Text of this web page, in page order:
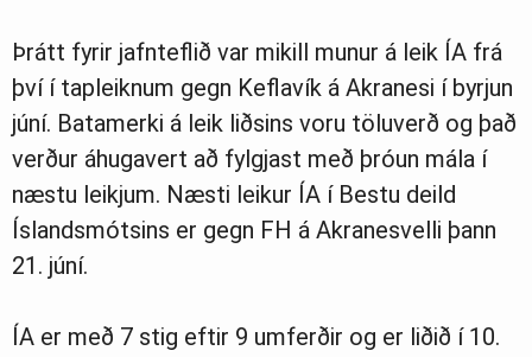
Þrátt fyrir jafnteflið var mikill munur á leik ÍA frá
því í tapleiknum gegn Keflavík á Akranesi í byrjun
júní. Batamerki á leik liðsins voru töluverð og það
verður áhugavert að fylgjast með þróun mála í
næstu leikjum. Næsti leikur ÍA í Bestu deild
Íslandsmótsins er gegn FH á Akranesvelli þann
21. júní.
ÍA er með 7 stig eftir 9 umferðir og er liðið í 10.